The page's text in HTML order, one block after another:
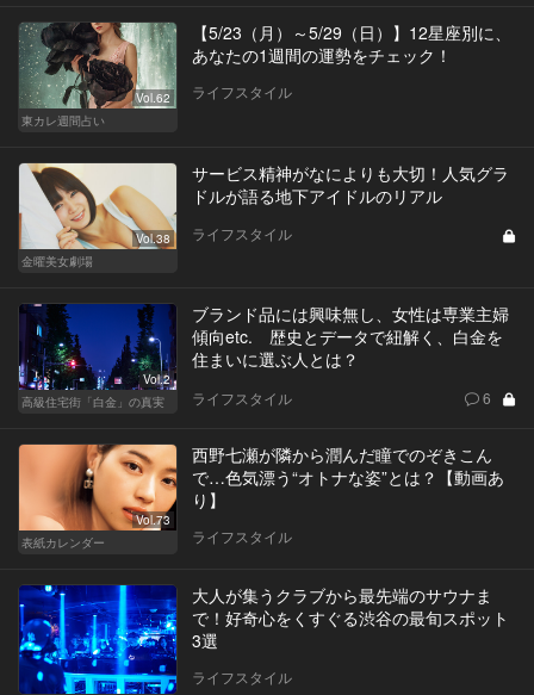
Vol.62
東カレ週間占い
【5/23（月）～5/29（日）】12星座別に、
あなたの1週間の運勢をチェック！
ライフスタイル
Vol.38
金曜美女劇場
サービス精神がなによりも大切！人気グラ
ドルが語る地下アイドルのリアル
ライフスタイル
Vol.2
高級住宅街「白金」の真実
ブランド品には興味無し、女性は専業主婦
傾向etc. 歴史とデータで紐解く、白金を
住まいに選ぶ人とは？
ライフスタイル 6
Vol.73
表紙カレンダー
西野七瀬が隣から潤んだ瞳でのぞきこん
で…色気漂う“オトナな姿”とは？【動画あ
り】
ライフスタイル
大人が集うクラブから最先端のサウナま
で！好奇心をくすぐる渋谷の最旬スポット
3選
ライフスタイル